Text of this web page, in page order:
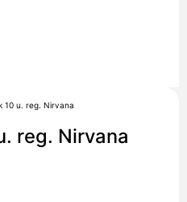
10 u. reg. Nirvana
reg. Nirvana